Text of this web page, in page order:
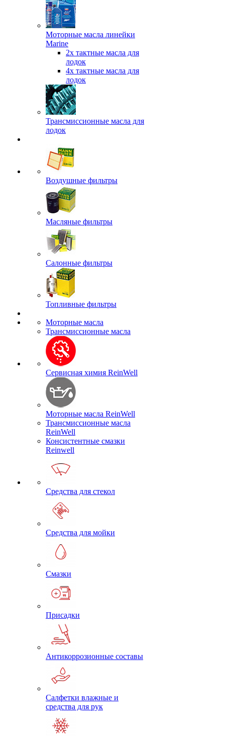
Моторные масла линейки
Marine
2х тактные масла для
лодок
4х тактные масла для
лодок
Трансмиссионные масла для
лодок
Воздушные фильтры
Масляные фильтры
Салонные фильтры
Топливные фильтры
Моторные масла
Трансмиссионные масла
Сервисная химия ReinWell
Моторные масла ReinWell
Трансмиссионные масла
ReinWell
Консистентные смазки
Reinwell
Средства для стекол
Средства для мойки
Смазки
Присадки
Антикоррозионные составы
Салфетки влажные и
средства для рук